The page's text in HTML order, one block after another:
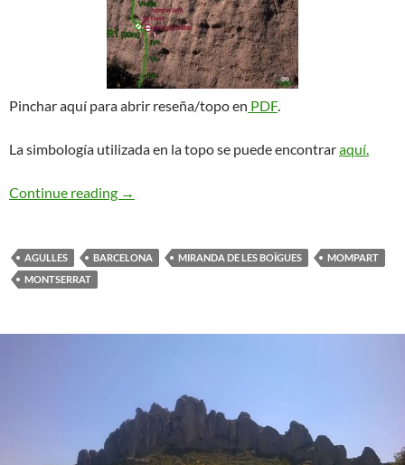
Pinchar aquí para abrir reseña/topo en PDF.
La simbología utilizada en la topo se puede encontraraquí.
Continue reading Mompart. Miranda de les Boïgues
→
AGULLES BARCELONA MIRANDA DE LES BOÏGUES
MOMPART
MONTSERRAT